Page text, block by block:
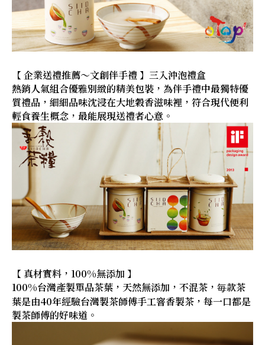
【 企業送禮推薦～文創伴手禮 】三入沖泡禮盒
熱銷人氣組合優雅別緻的精美包裝，為伴手禮中最獨特優
質禮品，細細品味沈浸在大地穀香滋味裡，符合現代便利
輕食養生概念，最能展現送禮者心意。
【 真材實料，100%無添加 】
100%台灣產製單品茶葉，天然無添加，不混茶，毎款茶
葉是由40年經驗台灣製茶師傅手工窨香製茶，每一口都是
製茶師傅的好味道。